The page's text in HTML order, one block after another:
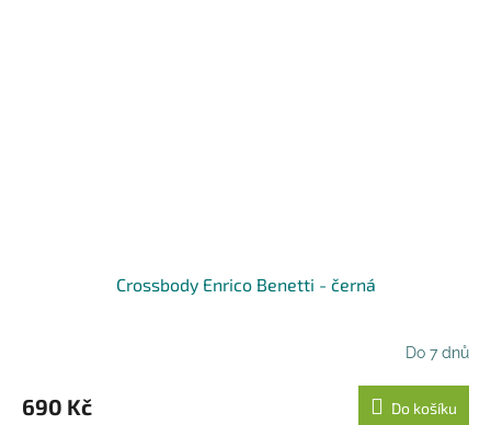
Crossbody Enrico Benetti - černá
Do 7 dnů
690 Kč Do košíku